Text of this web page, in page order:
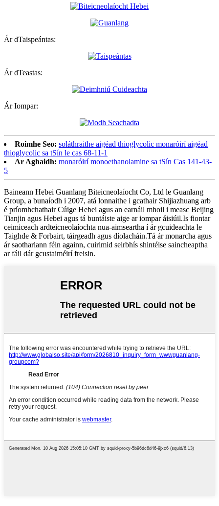
Ár dTaispeántas:
Ár dTeastas:
Ár Iompar:
Roimhe Seo: soláthraithe aigéad thioglycolic monaróirí aigéad
thioglycolic sa tSín le cas 68-11-1
Ar Aghaidh: monaróirí monoethanolamine sa tSín Cas 141-43-
5
Baineann Hebei Guanlang Biteicneolaíocht Co, Ltd le Guanlang
Group, a bunaíodh i 2007, atá lonnaithe i gcathair Shijiazhuang arb
é príomhchathair Cúige Hebei agus an earnáil mhoil i measc Beijing
Tianjin agus Hebei agus tá buntáiste aige ar iompar áisiúil.Is fiontar
ceimiceach ardteicneolaíochta nua-aimseartha í ár gcuideachta le
Taighde & Forbairt, táirgeadh agus díolacháin.Tá ár monarcha agus
ár saotharlann féin againn, cuirimid seirbhís shintéise saincheaptha
ar fáil dár gcustaiméirí freisin.